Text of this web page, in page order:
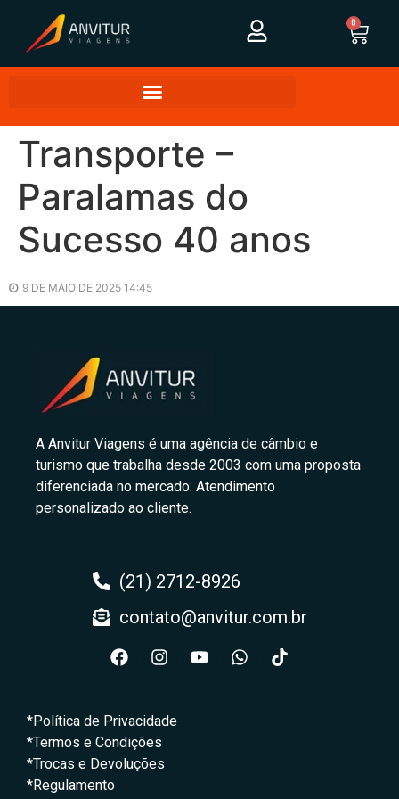
0
Transporte –
Paralamas do
Sucesso 40 anos
9 DE MAIO DE 2025 14:45
A Anvitur Viagens é uma agência de câmbio e
turismo que trabalha desde 2003 com uma proposta
diferenciada no mercado: Atendimento
personalizado ao cliente.
(21) 2712-8926
contato@anvitur.com.br
*Política de Privacidade
*Termos e Condições
*Trocas e Devoluções
*Regulamento